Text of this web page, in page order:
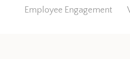
Employee Engagement